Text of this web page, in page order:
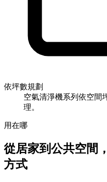
依坪數規劃
空氣清淨機系列依空間
理。
用在哪
從居家到公共空間
方式